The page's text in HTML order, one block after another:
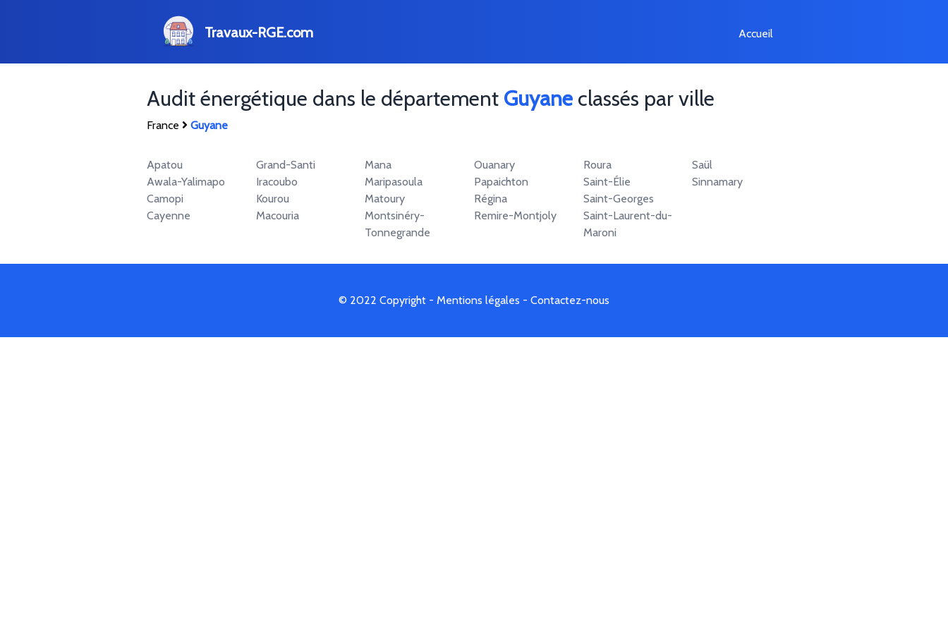
Travaux-RGE.com Accueil
Audit énergétique dans le département Guyane classés par ville
France Guyane
Apatou
Awala-Yalimapo
Camopi
Cayenne
Grand-Santi
Iracoubo
Kourou
Macouria
Mana
Maripasoula
Matoury
Montsinéry-
Tonnegrande
Ouanary
Papaichton
Régina
Remire-Montjoly
Roura
Saint-Élie
Saint-Georges
Saint-Laurent-du-
Maroni
Saül
Sinnamary
© 2022 Copyright - Mentions légales - Contactez-nous